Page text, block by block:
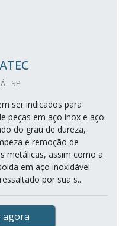
- SP
ser indicados para
peças em aço inox e aço
do grau de dureza,
e remoção de
metálicas, assim como a
em aço inoxidável.
por sua s...
agora